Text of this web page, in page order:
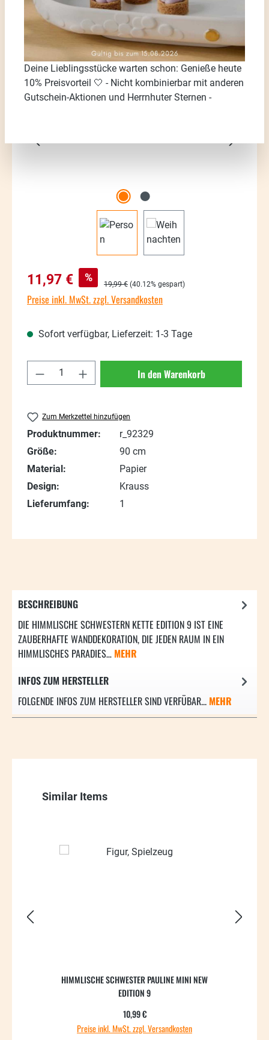
Bildergalerie überspringen
Verkaufspreis:
11,97 € % Regulärer Preis:
19,99 € (40.12% gespart)
Preise inkl. MwSt. zzgl. Versandkosten
Sofort verfügbar, Lieferzeit: 1-3 Tage
Produkt Anzahl: Gib den gewünschten
In den Warenkorb
Zum Merkzettel hinzufügen
Produktnummer:
r_92329
Größe:
90 cm
Material:
Papier
Design:
Krauss
Lieferumfang:
1
BESCHREIBUNG
DIE HIMMLISCHE SCHWESTERN KETTE EDITION 9 IST EINE
ZAUBERHAFTE WANDDEKORATION, DIE JEDEN RAUM IN EIN
HIMMLISCHES PARADIES… MEHR
INFOS ZUM HERSTELLER
FOLGENDE INFOS ZUM HERSTELLER SIND VERFÜBAR... MEHR
Produktgalerie überspringen
Similar Items
HIMMLISCHE SCHWESTER PAULINE MINI NEW
EDITION 9
Regulärer Preis:
10,99 €
Preise inkl. MwSt. zzgl. Versandkosten
Deine Lieblingsstücke warten schon: Genieße heute
10% Preisvorteil 🤍 - Nicht kombinierbar mit anderen
Gutschein-Aktionen und Herrnhuter Sternen -